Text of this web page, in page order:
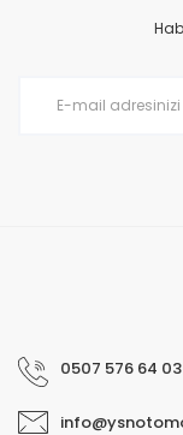
Ürün
0507 576 64 03